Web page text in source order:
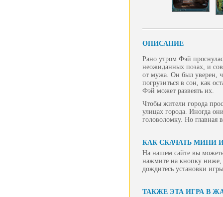
ОПИСАНИЕ
Рано утром Фэй
неожиданных позах, и
от мужа. Он был уверен,
погрузиться в сон, как
Фэй может развеять их.
Чтобы жители города
улицах города. Иногда
головоломку. Но главная
КАК СКАЧАТЬ МИНИ
На нашем сайте вы можете
нажмите на кнопку ниже,
дождитесь установки
ТАКЖЕ ЭТА ИГРА В